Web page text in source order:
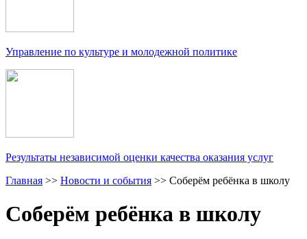
Управление по культуре и молодежной политике
Результаты независимой оценки качества оказания услуг
Главная >> Новости и события >> Соберём ребёнка в школу
Соберём ребёнка в школу